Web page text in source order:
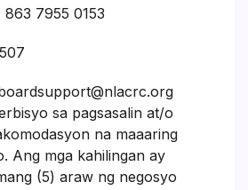
7955 0153
sa pagsasalin at/o
na maaaring
Ang mga kahilingan ay
(5) araw ng negosyo